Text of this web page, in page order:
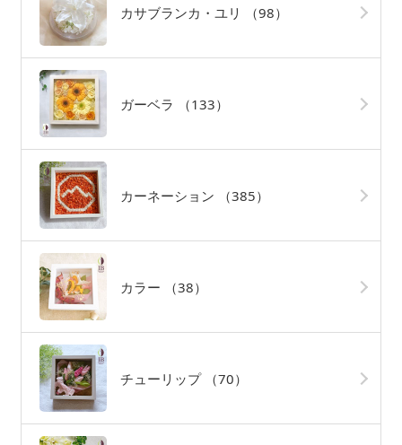
カサブランカ・ユリ （98）
ガーベラ （133）
カーネーション （385）
カラー （38）
チューリップ （70）